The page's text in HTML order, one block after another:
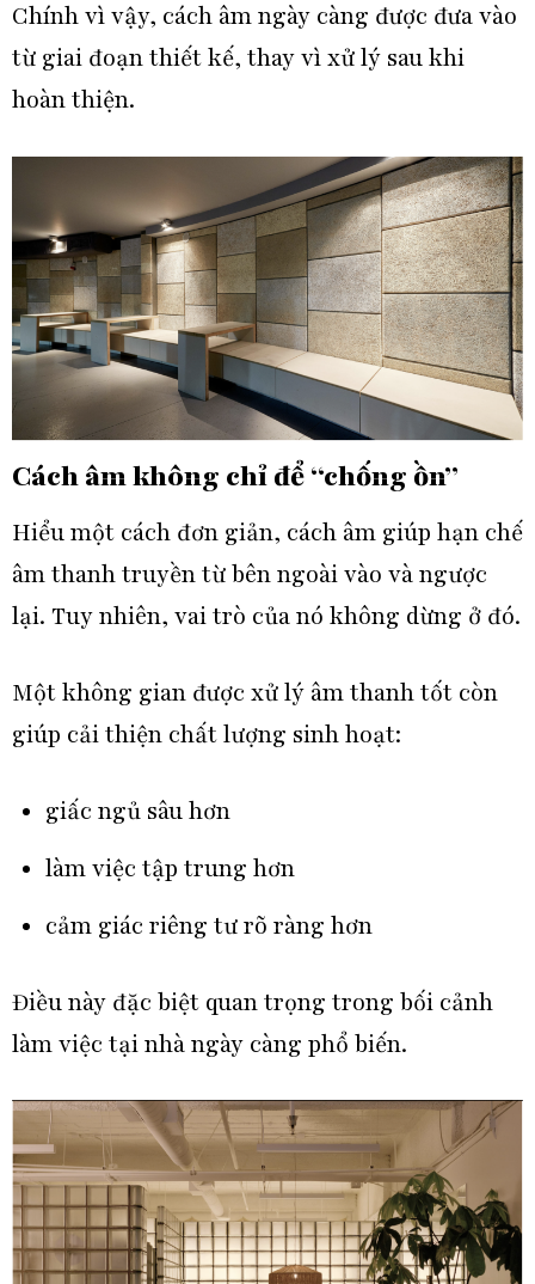
Chính vì vậy, cách âm ngày càng được đưa vào
từ giai đoạn thiết kế, thay vì xử lý sau khi
hoàn thiện.
Cách âm không chỉ để “chống ồn”
Hiểu một cách đơn giản, cách âm giúp hạn chế
âm thanh truyền từ bên ngoài vào và ngược
lại. Tuy nhiên, vai trò của nó không dừng ở đó.
Một không gian được xử lý âm thanh tốt còn
giúp cải thiện chất lượng sinh hoạt:
giấc ngủ sâu hơn
làm việc tập trung hơn
cảm giác riêng tư rõ ràng hơn
Điều này đặc biệt quan trọng trong bối cảnh
làm việc tại nhà ngày càng phổ biến.